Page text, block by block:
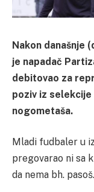
Nakon današnje
je napadač
debitovao za
poziv iz
nogometaša.
Mladi fudbaler u
pregovarao ni sa
da nema bh. pasoš.